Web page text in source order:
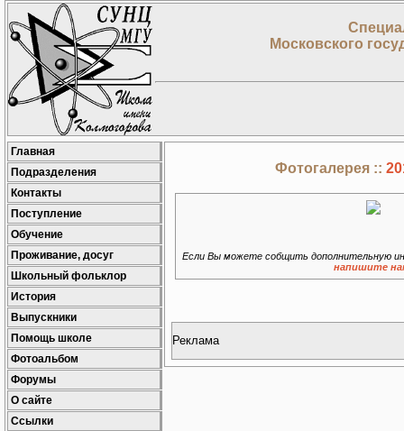
Московского
Главная
Подразделения
Контакты
Поступление
Обучение
Проживание, досуг
Школьный фольклор
История
Выпускники
Помощь школе
Фотоальбом
Форумы
О сайте
Ссылки
Фотогалерея ::
Если Вы можете собщить дополнительную
напишите
Реклама